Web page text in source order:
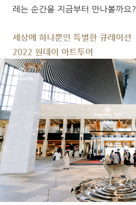
레는 순간을 지금부터 만나볼까요?
세상에 하나뿐인 특별한 큐레이션
2022 원데이 아트투어